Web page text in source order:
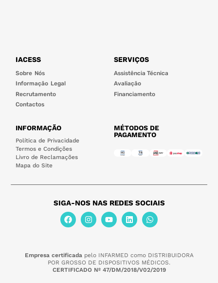
IACESS
Sobre Nós
Informação Legal
Recrutamento
Contactos
SERVIÇOS
Assistência Técnica
Avaliação
Financiamento
INFORMAÇÃO
Política de Privacidade
Termos e Condições
Livro de Reclamações
Mapa do Site
MÉTODOS DE
PAGAMENTO
SIGA-NOS NAS REDES SOCIAIS
Empresa certificadapelo INFARMED como DISTRIBUIDORA
POR GROSSO DE DISPOSITIVOS MÉDICOS.
CERTIFICADO Nº 47/DM/2018/V02/2019